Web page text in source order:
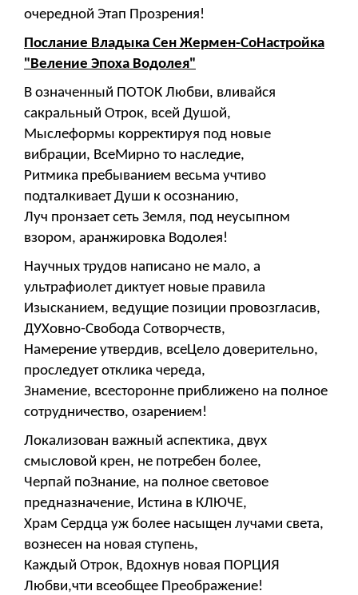
очередной Этап Прозрения!
Послание Владыка Сен Жермен-СоНастройка
"Веление Эпоха Водолея"
В означенный ПОТОК Любви, вливайся
сакральный Отрок, всей Душой,
Мыслеформы корректируя под новые
вибрации, ВсеМирно то наследие,
Ритмика пребыванием весьма учтиво
подталкивает Души к осознанию,
Луч пронзает сеть Земля, под неусыпном
взором, аранжировка Водолея!
Научных трудов написано не мало, а
ультрафиолет диктует новые правила
Изысканием, ведущие позиции провозгласив,
ДУХовно-Свобода Сотворчеств,
Намерение утвердив, всеЦело доверительно,
проследует отклика череда,
Знамение, всесторонне приближено на полное
сотрудничество, озарением!
Локализован важный аспектика, двух
смысловой крен, не потребен более,
Черпай поЗнание, на полное световое
предназначение, Истина в КЛЮЧЕ,
Храм Сердца уж более насыщен лучами света,
вознесен на новая ступень,
Каждый Отрок, Вдохнув новая ПОРЦИЯ
Любви,чти всеобщее Преображение!